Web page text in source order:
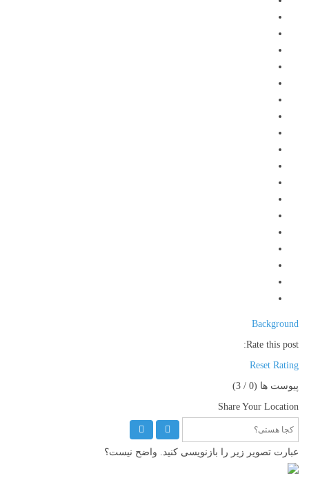
Background
Rate this post:
Reset Rating
پیوست ها (0
/ 3)
Share Your Location
عبارت تصویر زیر را بازنویسی کنید. واضح نیست؟